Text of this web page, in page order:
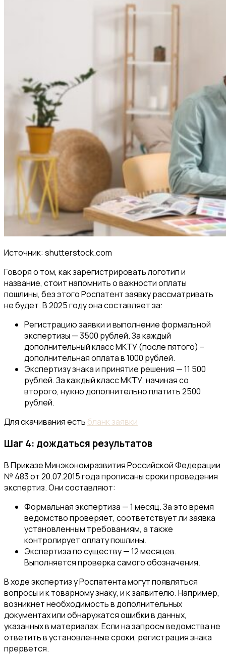
Источник: shutterstock.com
Говоря о том, как зарегистрировать логотип и
название, стоит напомнить о важности оплаты
пошлины, без этого Роспатент заявку рассматривать
не будет. В 2025 году она составляет за:
Регистрацию заявки и выполнение формальной
экспертизы — 3500 рублей. За каждый
дополнительный класс МКТУ (после пятого) –
дополнительная оплата в 1000 рублей.
Экспертизу знака и принятие решения — 11 500
рублей. За каждый класс МКТУ, начиная со
второго, нужно дополнительно платить 2500
рублей.
Для скачивания есть бланк заявки
Шаг 4: дождаться результатов
В Приказе Минэкономразвития Российской Федерации
№ 483 от 20.07.2015 года прописаны сроки проведения
экспертиз. Они составляют:
Формальная экспертиза — 1 месяц. За это время
ведомство проверяет, соответствует ли заявка
установленным требованиям, а также
контролирует оплату пошлины.
Экспертиза по существу — 12 месяцев.
Выполняется проверка самого обозначения.
В ходе экспертиз у Роспатента могут появляться
вопросы и к товарному знаку, и к заявителю. Например,
возникнет необходимость в дополнительных
документах или обнаружатся ошибки в данных,
указанных в материалах. Если на запросы ведомства не
ответить в установленные сроки, регистрация знака
прервется.